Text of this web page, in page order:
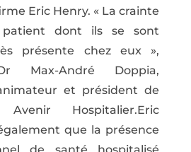
Eric Henry. « La crainte
dont ils se sont
présente chez eux »,
Max-André Doppia,
et président de
Avenir Hospitalier.Eric
que la présence